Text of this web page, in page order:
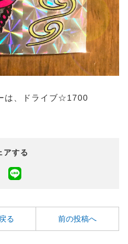
は、ドライブ☆1700
アする
Facebook
る 前の投稿へ